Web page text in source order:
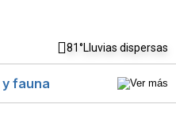
81°Lluvias dispersas
y fauna